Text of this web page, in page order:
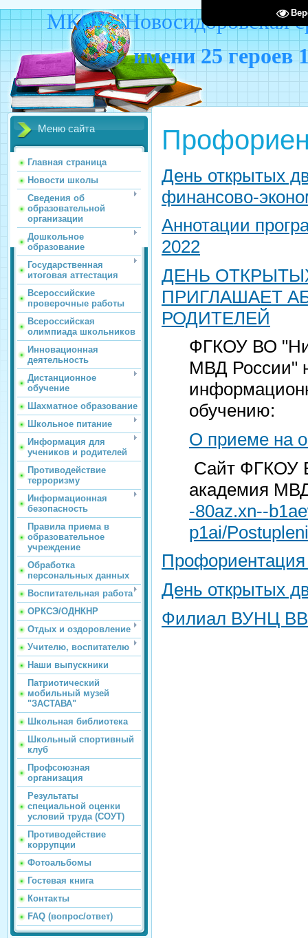
МКОУ "Новосидоровская
имени 25 героев
Меню сайта
Главная страница
Новости школы
Сведения об
образовательной
организации
Дошкольное
образование
Государственная
итоговая аттестация
Всероссийские
проверочные работы
Всероссийская
олимпиада школьников
Инновационная
деятельность
Дистанционное
обучение
Шахматное образование
Школьное питание
Информация для
учеников и родителей
Противодействие
терроризму
Информационная
безопасность
Правила приема в
образовательное
учреждение
Обработка
персональных данных
Воспитательная работа
ОРКСЭ/ОДНКНР
Отдых и оздоровление
Учителю, воспитателю
Наши выпускники
Патриотический
мобильный музей
"ЗАСТАВА"
Школьная библиотека
Школьный спортивный
клуб
Профсоюзная
организация
Результаты
специальной оценки
условий труда (СОУТ)
Противодействие
коррупции
Фотоальбомы
Гостевая книга
Контакты
FAQ (вопрос/ответ)
День открытых
финансово-
Аннотации
2022
ДЕНЬ
ПРИГЛАШАЕТ
РОДИТЕЛЕЙ
ФГКОУ ВО
МВД России"
обучению:
О приеме на
Сайт ФГКОУ
академия
-80az.xn--
p1ai/
День открытых
Филиал ВУНЦ